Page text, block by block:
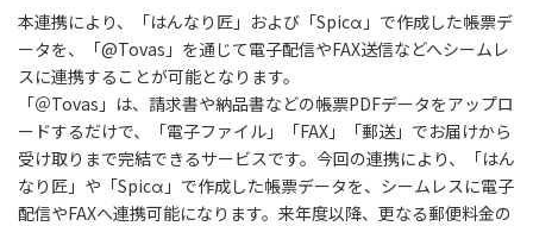
本連携により、「はんなり匠」および「Spicα」で作成した帳票デ
ータを、「@Tovas」を通じて電子配信やFAX送信などへシームレ
スに連携することが可能となります。
「＠Tovas」は、請求書や納品書などの帳票PDFデータをアップロ
ードするだけで、「電子ファイル」「FAX」「郵送」でお届けから
受け取りまで完結できるサービスです。今回の連携により、「はん
なり匠」や「Spicα」で作成した帳票データを、シームレスに電子
配信やFAXへ連携可能になります。来年度以降、更なる郵便料金の